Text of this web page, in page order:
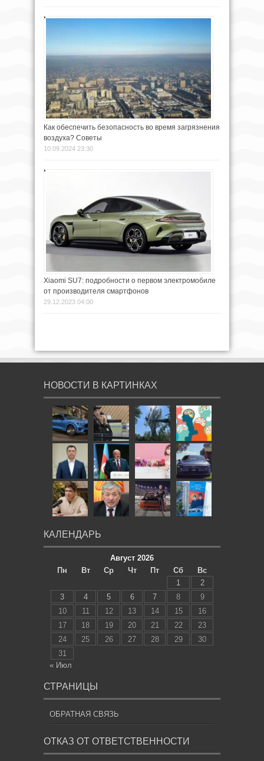
Как обеспечить безопасность во время загрязнения
воздуха? Советы
10.09.2024 23:30
Xiaomi SU7: подробности о первом электромобиле
от производителя смартфонов
29.12.2023 04:00
НОВОСТИ В КАРТИНКАХ
КАЛЕНДАРЬ
Август 2026
Пн
Вт Ср Чт Пт Сб
Вс
1
2
3
4 5 6 7 8
9
10
11 12 13 14 15
16
17
18 19 20 21 22
23
24
25 26 27 28 29
30
31
« Июл
СТРАНИЦЫ
ОБРАТНАЯ СВЯЗЬ
ОТКАЗ ОТ ОТВЕТСТВЕННОСТИ